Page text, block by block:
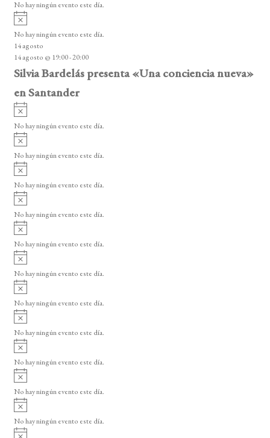
o
i
o
No hay ningún evento este día.
A
v
i
s
o
No hay ningún evento este día.
14 agosto
14 agosto @ 19:00-20:00
Silvia Bardelás presenta «Una conciencia nueva»
en Santander
A
v
i
o
No hay ningún evento este día.
A
v
i
o
No hay ningún evento este día.
A
v
i
o
No hay ningún evento este día.
A
v
i
o
No hay ningún evento este día.
A
v
i
o
No hay ningún evento este día.
A
v
i
o
No hay ningún evento este día.
A
v
i
o
No hay ningún evento este día.
A
v
i
o
No hay ningún evento este día.
A
v
i
o
No hay ningún evento este día.
A
v
i
o
No hay ningún evento este día.
A
v
i
No hay ningún evento este día.
A